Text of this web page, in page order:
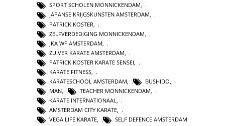
SPORT SCHOLEN MONNICKENDAM,
JAPANSE KRIJGSKUNSTEN AMSTERDAM,
PATRICK KOSTER
ZELFVERDEDIGING MONNICKENDAM
JKA WF AMSTERDAM
ZUIVER KARATE AMSTERDAM
PATRICK KOSTER KARATE SENSEI
KARATE FITNESS
KARATESCHOOL AMSTERDAM
BUSHIDO
MAN
TEACHER MONNICKENDAM
KARATE INTERNATIONAAL,
AMSTERDAM CITY KARATE,
VEGA LIFE KARATE, SELF DEFENCE AMSTERDAM